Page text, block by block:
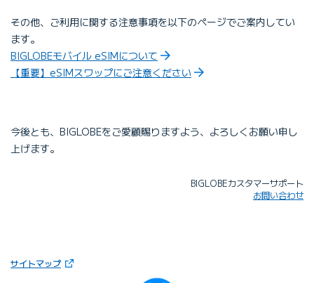
その他、ご利用に関する注意事項を以下のページでご案内してい
ます。
BIGLOBEモバイル eSIMについて
【重要】eSIMスワップにご注意ください
今後とも、BIGLOBEをご愛顧賜りますよう、よろしくお願い申し
上げます。
BIGLOBEカスタマーサポート
お問い合わせ
サイトマップ（新しいタブで開きます）
びっぷるのページ